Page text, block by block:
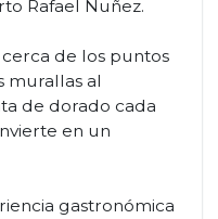
Rafael Nuñez.
de los puntos
murallas al
de dorado cada
en un
gastronómica